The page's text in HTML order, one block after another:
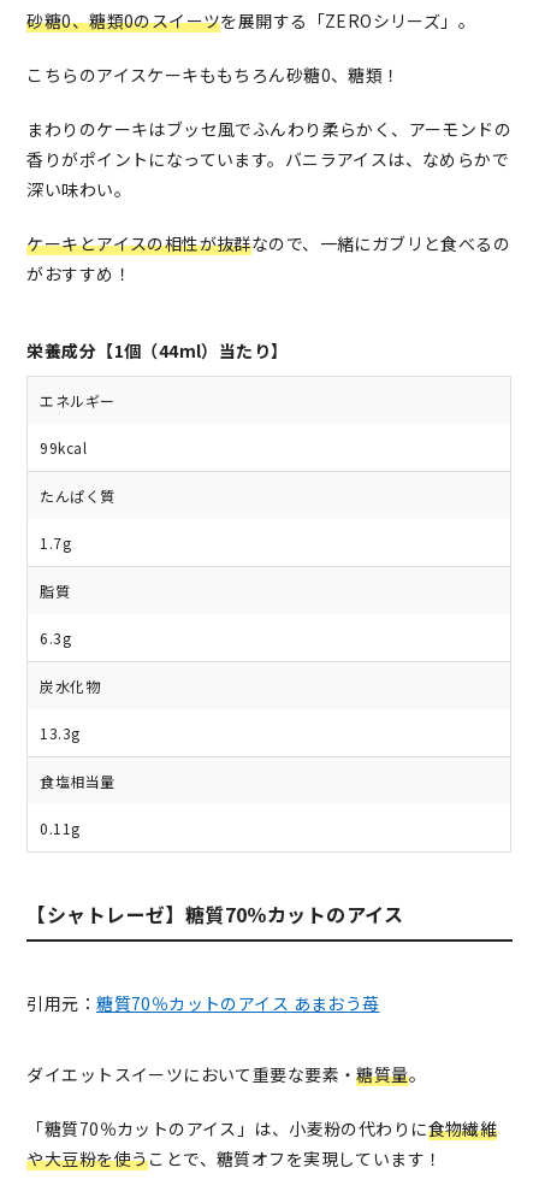
砂糖0、糖類0のスイーツを展開する「ZEROシリーズ」。
こちらのアイスケーキももちろん砂糖0、糖類！
まわりのケーキはブッセ風でふんわり柔らかく、アーモンドの
香りがポイントになっています。バニラアイスは、なめらかで
深い味わい。
ケーキとアイスの相性が抜群なので、一緒にガブリと食べるの
がおすすめ！
栄養成分【1個（44ml）当たり】
エネルギー
99kcal
たんぱく質
1.7g
脂質
6.3g
炭水化物
13.3g
食塩相当量
0.11g
【シャトレーゼ】糖質70％カットのアイス
引用元：糖質70％カットのアイス あまおう苺
ダイエットスイーツにおいて重要な要素・糖質量。
「糖質70％カットのアイス」は、小麦粉の代わりに食物繊維
や大豆粉を使うことで、糖質オフを実現しています！